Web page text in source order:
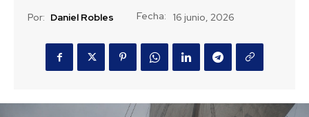
Por: Daniel Robles Fecha: 16 junio, 2026